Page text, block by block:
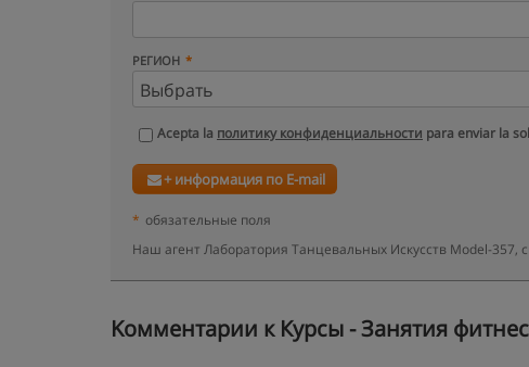
РЕГИОН
Acepta la политику конфиденциальности para enviar la
+ информация по E-mail
* обязательные поля
Наш агент Лаборатория Танцевальных Искусств Model-
Kомментарии к Курсы - Занятия